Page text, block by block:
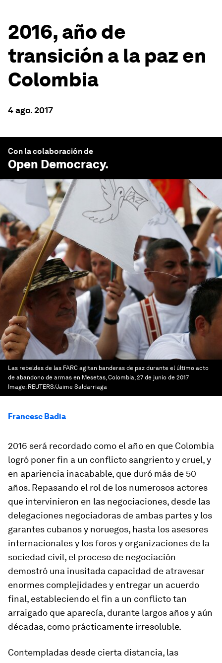
2016, año de
transición a la paz en
Colombia
4 ago. 2017
Con la colaboración de
Open Democracy.
Las rebeldes de las FARC agitan banderas de paz durante el último acto
de abandono de armas en Mesetas, Colombia, 27 de junio de 2017
Image: REUTERS/Jaime Saldarriaga
Francesc Badia
2016 será recordado como el año en que Colombia
logró poner fin a un conflicto sangriento y cruel, y
en apariencia inacabable, que duró más de 50
años. Repasando el rol de los numerosos actores
que intervinieron en las negociaciones, desde las
delegaciones negociadoras de ambas partes y los
garantes cubanos y noruegos, hasta los asesores
internacionales y los foros y organizaciones de la
sociedad civil, el proceso de negociación
demostró una inusitada capacidad de atravesar
enormes complejidades y entregar un acuerdo
final, estableciendo el fin a un conflicto tan
arraigado que aparecía, durante largos años y aún
décadas, como prácticamente irresoluble.
Contempladas desde cierta distancia, las